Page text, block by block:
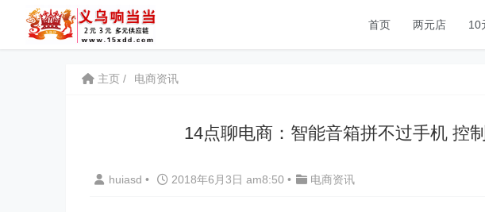
首页 两元店 10
主页 电商资讯
14点聊电商：智能音箱拼不过手机 控
huiasd • 2018年6月3日 am8:50 • 电商资讯